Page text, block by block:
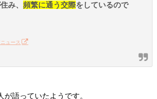
み、頻繁に通う交際をしているので
ュース
語っていたようです。